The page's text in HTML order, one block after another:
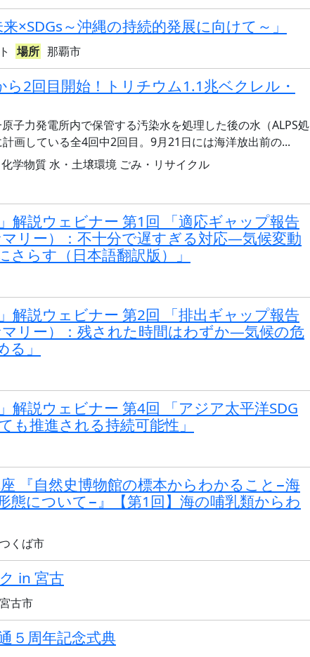
×SDGs～沖縄の持続的発展に向けて～」
場所 那覇市
ら2回目開始！トリチウム1.1兆ベクレル・
子力発電所内で保管する汚染水を処理した後の水（ALPS処
画している全4回中2回目。9月21日には海洋放出前の...
学物質水・土壌環境 ごみ・リサイクル
解説ウェビナー 第1回 「適応ギャップ報告
リー）：不十分で遅すぎる対応—気候変動
らす（日本語翻訳版）」
解説ウェビナー 第2回 「排出ギャップ報告
リー）：残された時間はわずか—気候の危
」
解説ウェビナー 第4回 「アジア太平洋SDG
も推進される持続可能性」
『自然史博物館の標本からわかること−海
態について−』【第1回】海の哺乳類からわ
つくば市
in 宮古
宮古市
５周年記念式典